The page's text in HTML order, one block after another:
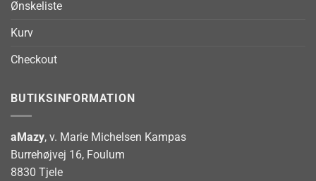
Ønskeliste
Kurv
Checkout
BUTIKSINFORMATION
aMazy, v. Marie Michelsen Kampas
Burrehøjvej 16, Foulum
8830 Tjele